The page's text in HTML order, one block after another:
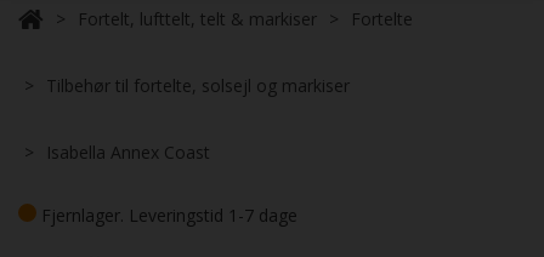
Fortelt, lufttelt, telt & markiser Fortelte
Tilbehør til fortelte, solsejl og markiser
Isabella Annex Coast
Fjernlager. Leveringstid 1-7 dage